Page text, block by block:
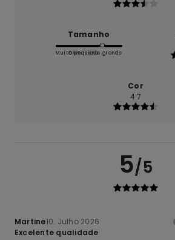
Tamanho
Muito pequeno
Demasiado grande
Cor
4.7
5/5
Martine10. Julho 2026
Excelente qualidade